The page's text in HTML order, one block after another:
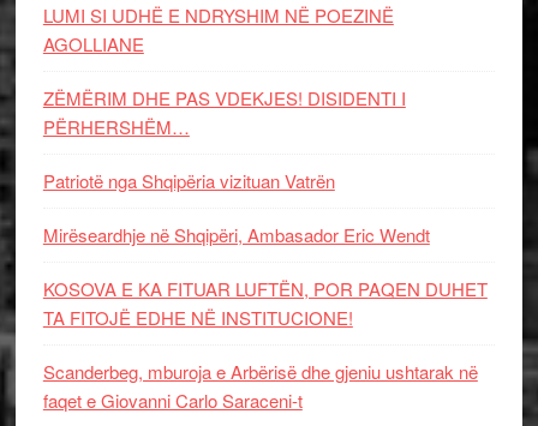
LUMI SI UDHË E NDRYSHIM NË POEZINË
AGOLLIANE
ZËMËRIM DHE PAS VDEKJES! DISIDENTI I
PËRHERSHËM…
Patriotë nga Shqipëria vizituan Vatrën
Mirëseardhje në Shqipëri, Ambasador Eric Wendt
KOSOVA E KA FITUAR LUFTËN, POR PAQEN DUHET
TA FITOJË EDHE NË INSTITUCIONE!
Scanderbeg, mburoja e Arbërisë dhe gjeniu ushtarak në
faqet e Giovanni Carlo Saraceni-t